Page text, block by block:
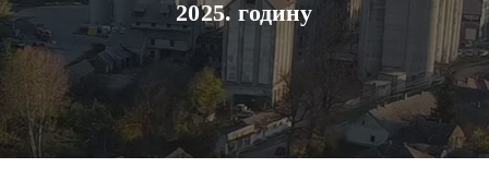
Документа
Инвестиције
Економија
е-
2025. годину